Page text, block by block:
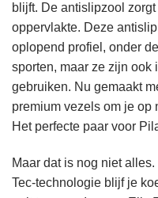
blijft. De antislipzool
oppervlakte. Deze
oplopend profiel, onder
sporten, maar ze zijn ook
gebruiken. Nu gemaakt
premium vezels om je op
Het perfecte paar voor
Maar dat is nog niet
Tec-technologie blijf je